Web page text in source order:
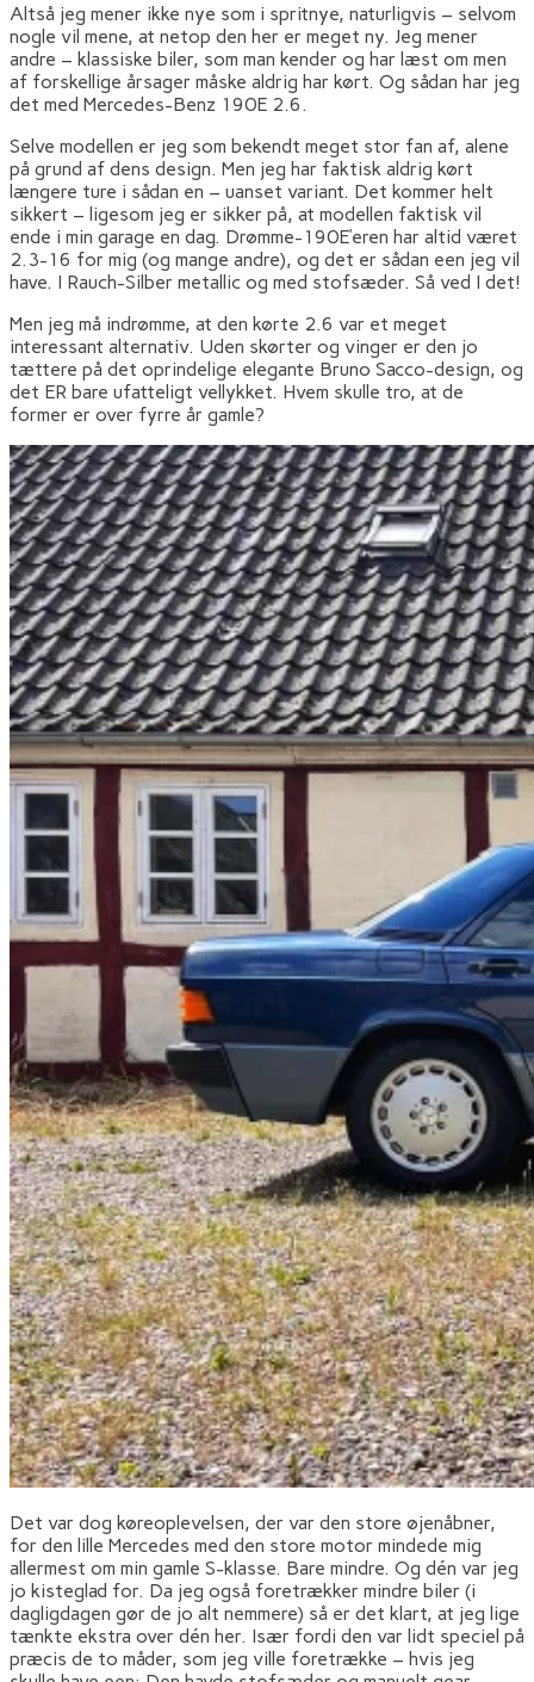
Altså jeg mener ikke nye som i spritnye, naturligvis – selvom
nogle vil mene, at netop den her er meget ny. Jeg mener
andre – klassiske biler, som man kender og har læst om men
af forskellige årsager måske aldrig har kørt. Og sådan har jeg
det med Mercedes-Benz 190E 2.6.
Selve modellen er jeg som bekendt meget stor fan af, alene
på grund af dens design. Men jeg har faktisk aldrig kørt
længere ture i sådan en – uanset variant. Det kommer helt
sikkert – ligesom jeg er sikker på, at modellen faktisk vil
ende i min garage en dag. Drømme-190E’eren har altid været
2.3-16 for mig (og mange andre), og det er sådan een jeg vil
have. I Rauch-Silber metallic og med stofsæder. Så ved I det!
Men jeg må indrømme, at den kørte 2.6 var et meget
interessant alternativ. Uden skørter og vinger er den jo
tættere på det oprindelige elegante Bruno Sacco-design, og
det ER bare ufatteligt vellykket. Hvem skulle tro, at de
former er over fyrre år gamle?
Det var dog køreoplevelsen, der var den store øjenåbner,
for den lille Mercedes med den store motor mindede mig
allermest om min gamle S-klasse. Bare mindre. Og dén var jeg
jo kisteglad for. Da jeg også foretrækker mindre biler (i
dagligdagen gør de jo alt nemmere) så er det klart, at jeg lige
tænkte ekstra over dén her. Især fordi den var lidt speciel på
præcis de to måder, som jeg ville foretrække – hvis jeg